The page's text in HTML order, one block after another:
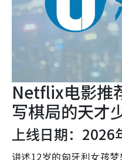
Netflix电影推
写棋局的天才
上线日期：2026
讲述12岁的匈牙利女孩